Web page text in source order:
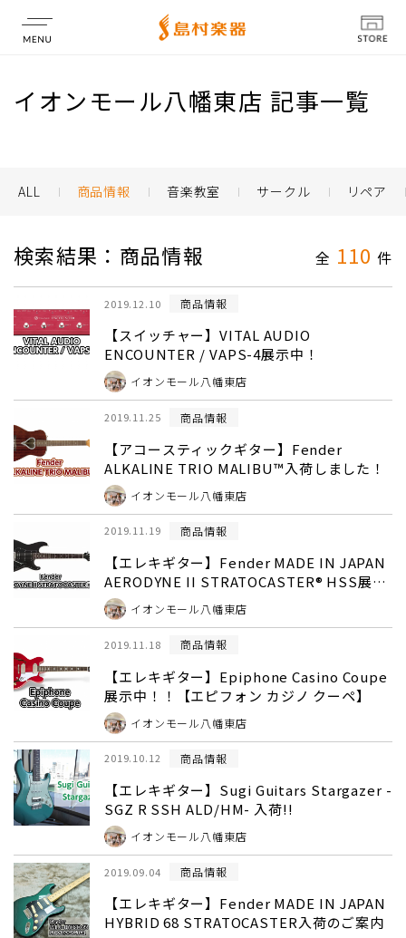
店舗情報
イオンモール八幡東店 記事一覧
ALL 商品情報 音楽教室 サークル リペア
検索結果：商品情報 全 110 件
2019.12.10 商品情報
【スイッチャー】VITAL AUDIO
ENCOUNTER / VAPS-4展示中！
イオンモール八幡東店
2019.11.25 商品情報
【アコースティックギター】Fender
ALKALINE TRIO MALIBU™入荷しました！
イオンモール八幡東店
2019.11.19 商品情報
【エレキギター】Fender MADE IN JAPAN
AERODYNE II STRATOCASTER® HSS展示
中！！【フェンダー エアロダイン ストラ
トキャスター】
イオンモール八幡東店
2019.11.18 商品情報
【エレキギター】Epiphone Casino Coupe
展示中！！【エピフォン カジノ クーペ】
イオンモール八幡東店
2019.10.12 商品情報
【エレキギター】Sugi Guitars Stargazer -
SGZ R SSH ALD/HM- 入荷!!
イオンモール八幡東店
2019.09.04 商品情報
【エレキギター】Fender MADE IN JAPAN
HYBRID 68 STRATOCASTER入荷のご案内